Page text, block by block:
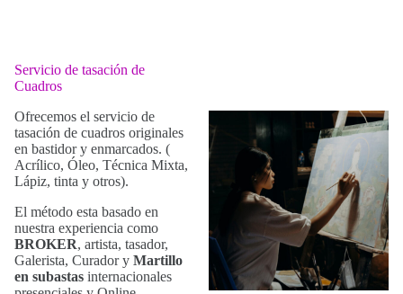
Servicio de tasación de
Cuadros
Ofrecemos el servicio de
tasación de cuadros originales
en bastidor y enmarcados. (
Acrílico, Óleo, Técnica Mixta,
Lápiz, tinta y otros).
El método esta basado en
nuestra experiencia como
BROKER, artista, tasador,
Galerista, Curador y Martillo
en subastas internacionales